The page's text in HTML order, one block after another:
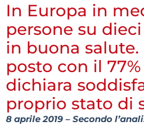
In Europa in
persone su
in buona
posto con il
dichiara
proprio stato di
8 aprile 2019 – Secondo